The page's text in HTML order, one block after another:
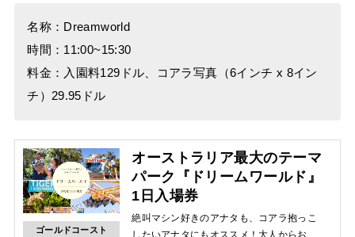
名称：Dreamworld
時間：11:00~15:30
料金：入園料129ドル、コアラ写真（6インチ x 8イン
チ）29.95ドル
ゴールドコースト
オーストラリア最大のテーマ
パーク『ドリームワールド』
1日入場券
絶叫マシン好きのアナタも、コアラ抱っこ